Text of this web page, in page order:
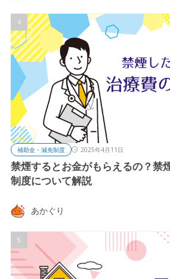
補助金・減免制度 2025年4月11日
禁煙するとお金がもらえるの？禁
制度について解説
あかぐり